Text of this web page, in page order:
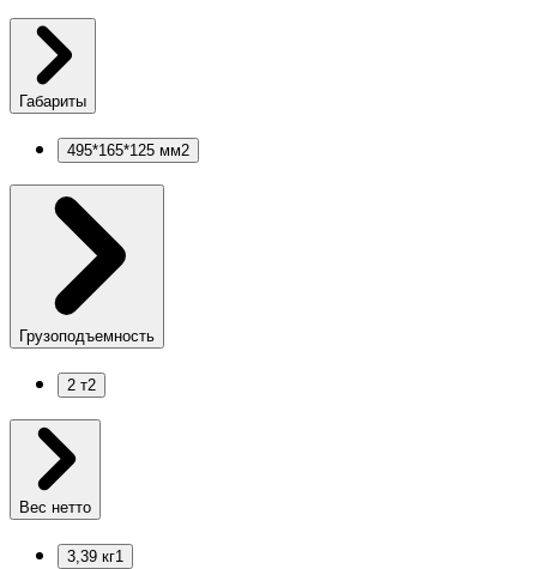
Габариты
495*165*125 мм2
Грузоподъемность
2 т2
Вес нетто
3,39 кг1